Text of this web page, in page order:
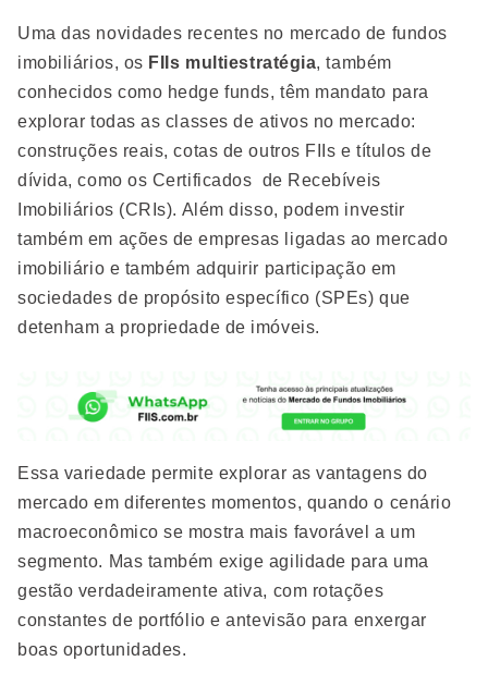
Uma das novidades recentes no mercado de fundos
imobiliários, os FIIs multiestratégia, também
conhecidos como hedge funds, têm mandato para
explorar todas as classes de ativos no mercado:
construções reais, cotas de outros FIIs e títulos de
dívida, como os Certificados de Recebíveis
Imobiliários (CRIs). Além disso, podem investir
também em ações de empresas ligadas ao mercado
imobiliário e também adquirir participação em
sociedades de propósito específico (SPEs) que
detenham a propriedade de imóveis.
Essa variedade permite explorar as vantagens do
mercado em diferentes momentos, quando o cenário
macroeconômico se mostra mais favorável a um
segmento. Mas também exige agilidade para uma
gestão verdadeiramente ativa, com rotações
constantes de portfólio e antevisão para enxergar
boas oportunidades.